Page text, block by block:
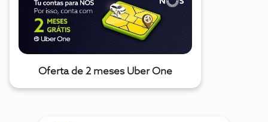
Oferta de 2 meses Uber One